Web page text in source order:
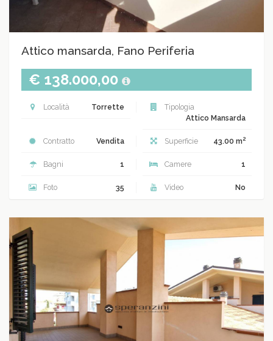
Attico mansarda, Fano Periferia
€ 138.000,00
Località Torrette
Tipologia
Attico Mansarda
Contratto Vendita Superficie 43.00 m2
Bagni 1 Camere 1
Foto 35 Video No